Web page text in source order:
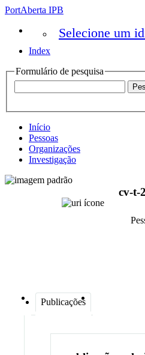
PortAberta IPB
Selecione um
Index
Formulário de pesquisa
Início
Pessoas
Organizações
Investigação
cv-t-
Publicações